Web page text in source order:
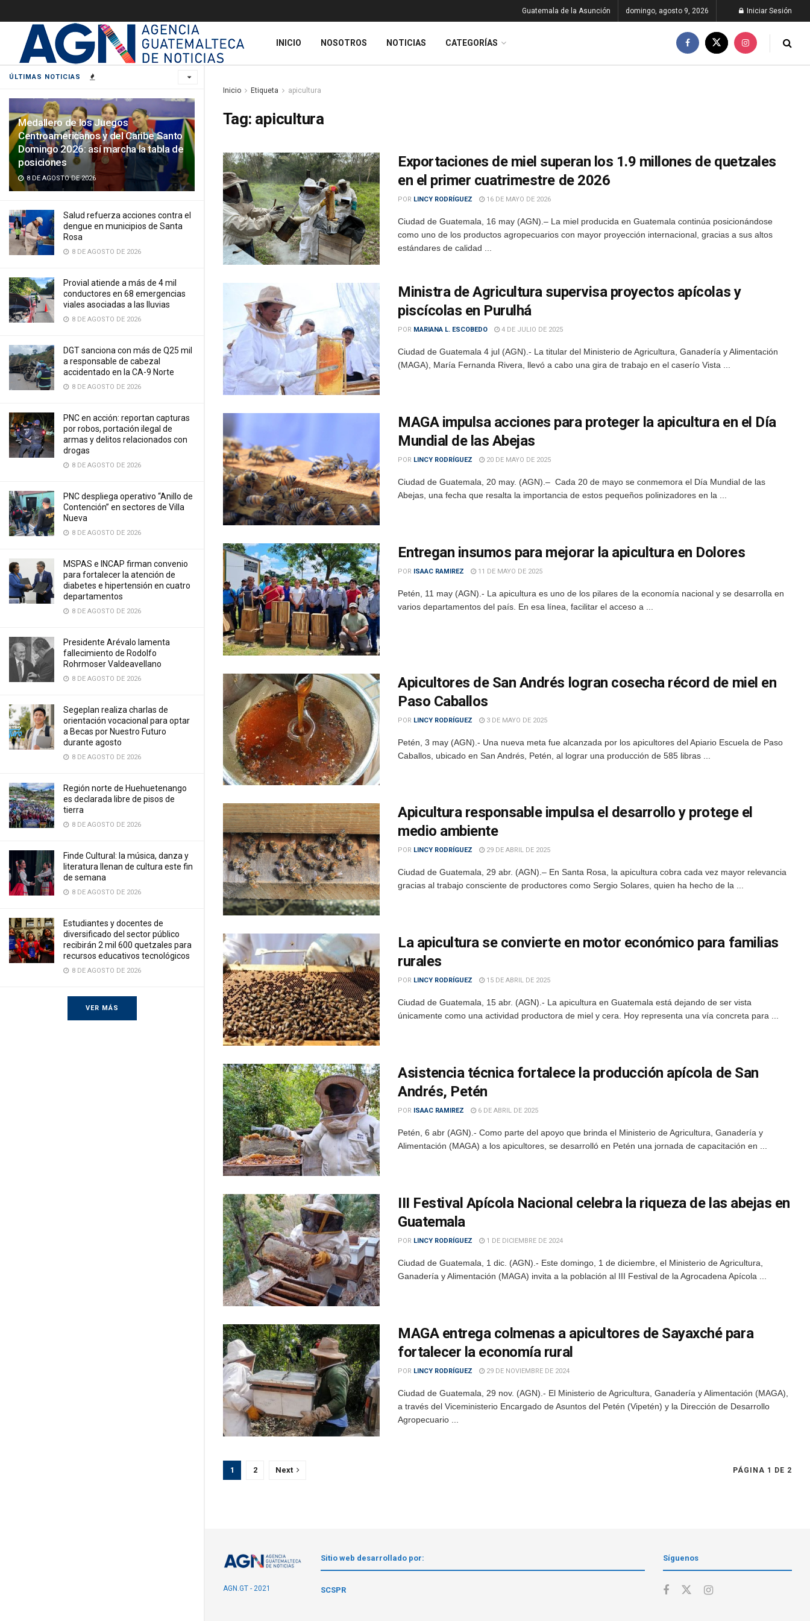
ÚLTIMAS NOTICIAS
Medallero de los Juegos
Centroamericanos y del Caribe Santo
Domingo 2026: así marcha la tabla de
posiciones
8 DE AGOSTO DE 2026
Salud refuerza acciones contra el
dengue en municipios de Santa
Rosa
8 DE AGOSTO DE 2026
Provial atiende a más de 4 mil
conductores en 68 emergencias
viales asociadas a las lluvias
8 DE AGOSTO DE 2026
DGT sanciona con más de Q25 mil
a responsable de cabezal
accidentado en la CA-9 Norte
8 DE AGOSTO DE 2026
PNC en acción: reportan capturas
por robos, portación ilegal de
armas y delitos relacionados con
drogas
8 DE AGOSTO DE 2026
PNC despliega operativo “Anillo de
Contención” en sectores de Villa
Nueva
8 DE AGOSTO DE 2026
MSPAS e INCAP firman convenio
para fortalecer la atención de
diabetes e hipertensión en cuatro
departamentos
8 DE AGOSTO DE 2026
Presidente Arévalo lamenta
fallecimiento de Rodolfo
Rohrmoser Valdeavellano
8 DE AGOSTO DE 2026
Segeplan realiza charlas de
orientación vocacional para optar
a Becas por Nuestro Futuro
durante agosto
8 DE AGOSTO DE 2026
Región norte de Huehuetenango
es declarada libre de pisos de
tierra
8 DE AGOSTO DE 2026
Finde Cultural: la música, danza y
literatura llenan de cultura este fin
de semana
8 DE AGOSTO DE 2026
Estudiantes y docentes de
diversificado del sector público
recibirán 2 mil 600 quetzales para
recursos educativos tecnológicos
8 DE AGOSTO DE 2026
VER MÁS
Guatemala de la Asunción domingo, agosto 9, 2026 Iniciar Sesión
INICIO NOSOTROS NOTICIAS CATEGORÍAS
Inicio Etiqueta apicultura
Tag: apicultura
Exportaciones de miel superan los 1.9 millones de quetzales
en el primer cuatrimestre de 2026
POR LINCY RODRÍGUEZ 16 DE MAYO DE 2026
Ciudad de Guatemala, 16 may (AGN).– La miel producida en Guatemala continúa posicionándose
como uno de los productos agropecuarios con mayor proyección internacional, gracias a sus altos
estándares de calidad ...
Ministra de Agricultura supervisa proyectos apícolas y
piscícolas en Purulhá
POR MARIANA L. ESCOBEDO 4 DE JULIO DE 2025
Ciudad de Guatemala 4 jul (AGN).- La titular del Ministerio de Agricultura, Ganadería y Alimentación
(MAGA), María Fernanda Rivera, llevó a cabo una gira de trabajo en el caserío Vista ...
MAGA impulsa acciones para proteger la apicultura en el Día
Mundial de las Abejas
POR LINCY RODRÍGUEZ 20 DE MAYO DE 2025
Ciudad de Guatemala, 20 may. (AGN).– Cada 20 de mayo se conmemora el Día Mundial de las
Abejas, una fecha que resalta la importancia de estos pequeños polinizadores en la ...
Entregan insumos para mejorar la apicultura en Dolores
POR ISAAC RAMIREZ 11 DE MAYO DE 2025
Petén, 11 may (AGN).- La apicultura es uno de los pilares de la economía nacional y se desarrolla en
varios departamentos del país. En esa línea, facilitar el acceso a ...
Apicultores de San Andrés logran cosecha récord de miel en
Paso Caballos
POR LINCY RODRÍGUEZ 3 DE MAYO DE 2025
Petén, 3 may (AGN).- Una nueva meta fue alcanzada por los apicultores del Apiario Escuela de Paso
Caballos, ubicado en San Andrés, Petén, al lograr una producción de 585 libras ...
Apicultura responsable impulsa el desarrollo y protege el
medio ambiente
POR LINCY RODRÍGUEZ 29 DE ABRIL DE 2025
Ciudad de Guatemala, 29 abr. (AGN).– En Santa Rosa, la apicultura cobra cada vez mayor relevancia
gracias al trabajo consciente de productores como Sergio Solares, quien ha hecho de la ...
La apicultura se convierte en motor económico para familias
rurales
POR LINCY RODRÍGUEZ 15 DE ABRIL DE 2025
Ciudad de Guatemala, 15 abr. (AGN).- La apicultura en Guatemala está dejando de ser vista
únicamente como una actividad productora de miel y cera. Hoy representa una vía concreta para ...
Asistencia técnica fortalece la producción apícola de San
Andrés, Petén
POR ISAAC RAMIREZ 6 DE ABRIL DE 2025
Petén, 6 abr (AGN).- Como parte del apoyo que brinda el Ministerio de Agricultura, Ganadería y
Alimentación (MAGA) a los apicultores, se desarrolló en Petén una jornada de capacitación en ...
III Festival Apícola Nacional celebra la riqueza de las abejas en
Guatemala
POR LINCY RODRÍGUEZ 1 DE DICIEMBRE DE 2024
Ciudad de Guatemala, 1 dic. (AGN).- Este domingo, 1 de diciembre, el Ministerio de Agricultura,
Ganadería y Alimentación (MAGA) invita a la población al III Festival de la Agrocadena Apícola ...
MAGA entrega colmenas a apicultores de Sayaxché para
fortalecer la economía rural
POR LINCY RODRÍGUEZ 29 DE NOVIEMBRE DE 2024
Ciudad de Guatemala, 29 nov. (AGN).- El Ministerio de Agricultura, Ganadería y Alimentación (MAGA),
a través del Viceministerio Encargado de Asuntos del Petén (Vipetén) y la Dirección de Desarrollo
Agropecuario ...
PÁGINA 1 DE 2
1 2 Next
AGN.GT - 2021
Sitio web desarrollado por:
SCSPR
Síguenos